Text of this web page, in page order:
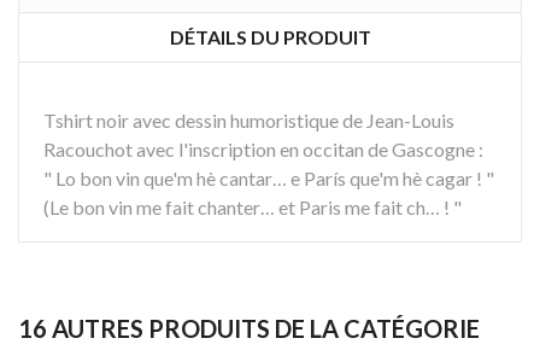
DÉTAILS DU PRODUIT
Tshirt noir avec dessin humoristique de Jean-Louis
Racouchot avec l'inscription en occitan de Gascogne :
" Lo bon vin que'm hè cantar… e París que'm hè cagar ! "
(Le bon vin me fait chanter… et Paris me fait ch… ! "
16 AUTRES PRODUITS DE LA CATÉGORIE